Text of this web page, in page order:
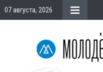
07 августа, 2026